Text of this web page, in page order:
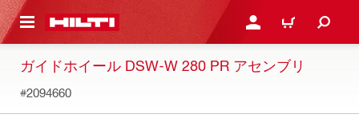
内容を表示 ログイン・新規オンライ
カート
ガイドホイール DSW-W 280 PR アセンブリ
#2094660